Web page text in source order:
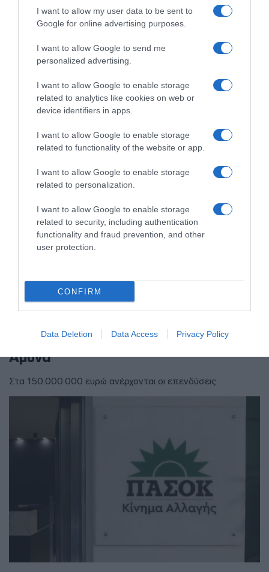
I want to allow my user data to be sent to
Google for online advertising purposes.
I want to allow Google to send me
personalized advertising.
I want to allow Google to enable storage
related to analytics like cookies on web or
device identifiers in apps.
I want to allow Google to enable storage
related to functionality of the website or app.
I want to allow Google to enable storage
related to personalization.
I want to allow Google to enable storage
related to security, including authentication
functionality and fraud prevention, and other
user protection.
CONFIRM
Data Deletion Data Access Privacy Policy
Χατζηδάκης: “Άκυρες από 1η
Οκτωβρίου οι εγκύκλιοι που δεν
δημοσίευσή τους στις ιστοσελίδες
Η προϋπόθεση για την ισχύ τους
Θεοδωρικάκος: “Συμβάλλουμε στην
νέο αναπτυξιακό καθεστώς για την
Άμυνα”
Στα 150.000.000 ευρώ ανέρχονται οι επενδύσεις